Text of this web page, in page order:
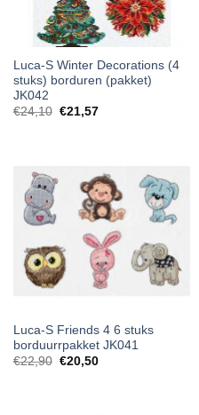
Luca-S Winter Decorations (4
stuks) borduren (pakket)
JK042
€24,10 €21,57
Luca-S Friends 4 6 stuks
borduurrpakket JK041
€22,90 €20,50